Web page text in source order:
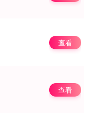
查看
查看